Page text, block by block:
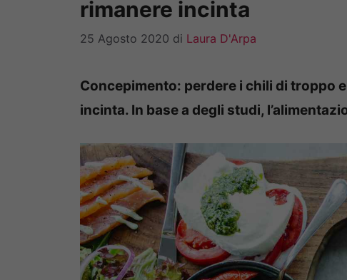
rimanere incinta
25 Agosto 2020 di Laura D'Arpa
Concepimento: perdere i chili di troppo
incinta. In base a degli studi,